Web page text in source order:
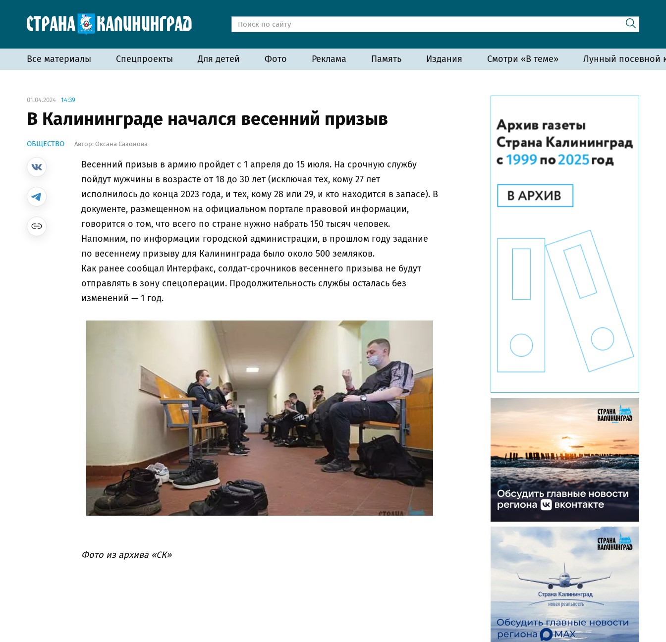
Все материалы Спецпроекты Для детей Фото Реклама Память Издания Смотри «В теме» Лунный посевной
01.04.2024 14:39
В Калининграде начался весенний призыв
ОБЩЕСТВО Автор: Оксана Сазонова
Весенний призыв в армию пройдет с 1 апреля до 15 июля. На срочную службу
пойдут мужчины в возрасте от 18 до 30 лет (исключая тех, кому 27 лет
исполнилось до конца 2023 года, и тех, кому 28 или 29, и кто находится в запасе). В
документе, размещенном на официальном портале правовой информации,
говорится о том, что всего по стране нужно набрать 150 тысяч человек.
Напомним, по информации городской администрации, в прошлом году задание
по весеннему призыву для Калининграда было около 500 земляков.
Как ранее сообщал Интерфакс, солдат-срочников весеннего призыва не будут
отправлять в зону спецоперации. Продолжительность службы осталась без
изменений — 1 год.
Фото из архива «СК»